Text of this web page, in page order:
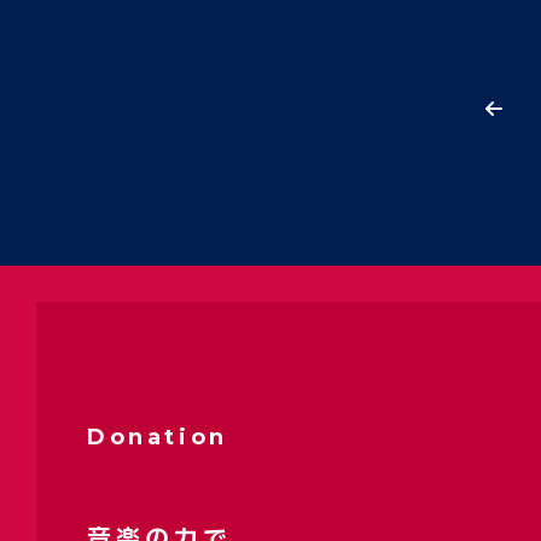
Donation